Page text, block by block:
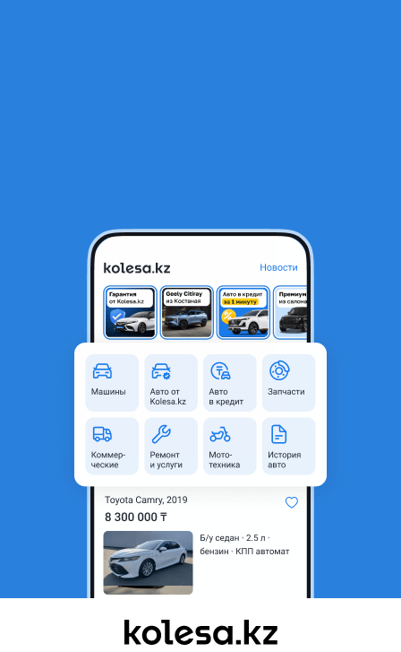
Алматы, Алматинская
область
Новая
Возможна рассрочка или
Да
Подходит на авто
Hyundai Accent
2010 - 2017 4 поколение (RB/RC), 2017 - н.в. 5 поколение